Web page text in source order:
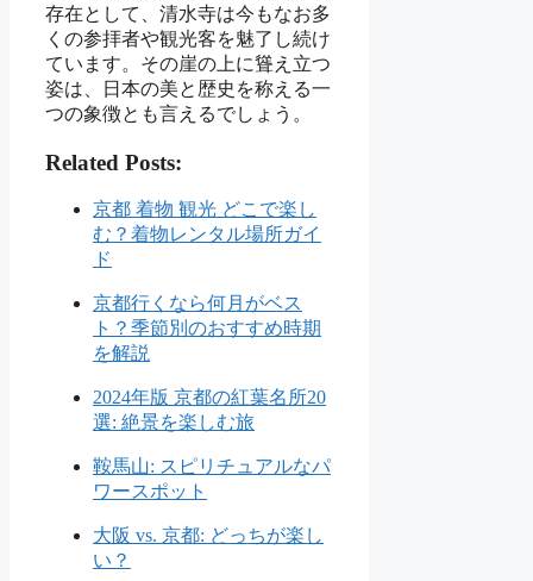
存在として、清水寺は今もなお多
くの参拝者や観光客を魅了し続け
ています。その崖の上に聳え立つ
姿は、日本の美と歴史を称える一
つの象徴とも言えるでしょう。
Related Posts:
京都 着物 観光 どこで楽し
む？着物レンタル場所ガイ
ド
京都行くなら何月がベス
ト？季節別のおすすめ時期
を解説
2024年版 京都の紅葉名所20
選: 絶景を楽しむ旅
鞍馬山: スピリチュアルなパ
ワースポット
大阪 vs. 京都: どっちが楽し
い？